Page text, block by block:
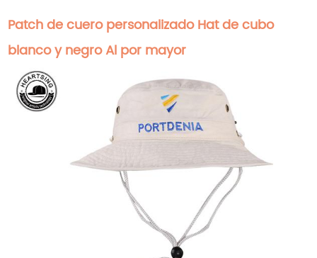
Patch de cuero personalizado Hat de cubo
blanco y negro Al por mayor